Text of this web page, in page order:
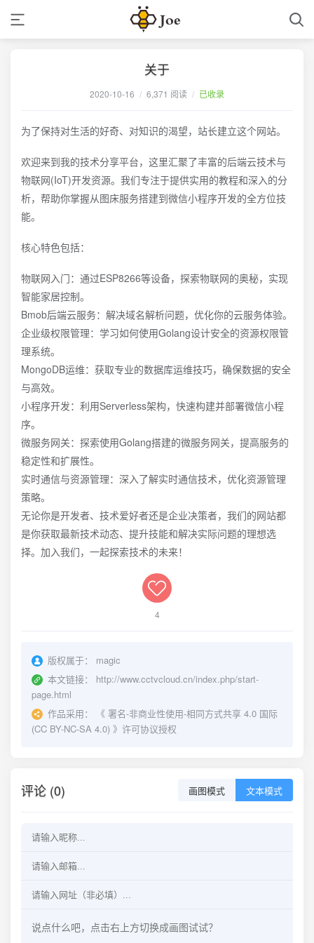
关于
2020-10-16 / 6,371 阅读 / 已收录
为了保持对生活的好奇、对知识的渴望，站长建立这个网站。
欢迎来到我的技术分享平台，这里汇聚了丰富的后端云技术与
物联网(IoT)开发资源。我们专注于提供实用的教程和深入的分
析，帮助你掌握从图床服务搭建到微信小程序开发的全方位技
能。
核心特色包括：
物联网入门：通过ESP8266等设备，探索物联网的奥秘，实现
智能家居控制。
Bmob后端云服务：解决域名解析问题，优化你的云服务体验。
企业级权限管理：学习如何使用Golang设计安全的资源权限管
理系统。
MongoDB运维：获取专业的数据库运维技巧，确保数据的安全
与高效。
小程序开发：利用Serverless架构，快速构建并部署微信小程
序。
微服务网关：探索使用Golang搭建的微服务网关，提高服务的
稳定性和扩展性。
实时通信与资源管理：深入了解实时通信技术，优化资源管理
策略。
无论你是开发者、技术爱好者还是企业决策者，我们的网站都
是你获取最新技术动态、提升技能和解决实际问题的理想选
择。加入我们，一起探索技术的未来！
4
版权属于：
magic
本文链接：
http://www.cctvcloud.cn/index.php/start-
page.html
作品采用：
《 署名-非商业性使用-相同方式共享 4.0 国际
(CC BY-NC-SA 4.0) 》许可协议授权
评论 (0) 画图模式 文本模式